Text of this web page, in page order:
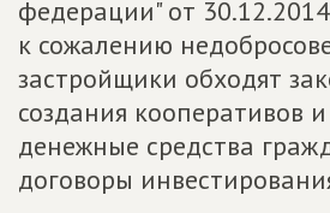
федерации" от
к сожалению
застройщики обходят
создания кооперативов
денежные средства
договоры